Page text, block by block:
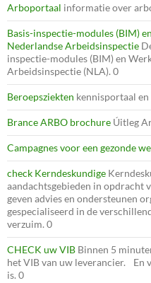
Arboportaal informatie over
Basis-inspectie-modules (BIM)
Nederlandse Arbeidsinspectie
inspectie-modules (BIM) en
Arbeidsinspectie (NLA). 0
Beroepsziekten kennisportaal
Brance ARBO brochure Úitleg
Campagnes voor een gezonde
check Kerndeskundige
aandachtsgebieden in opdracht
geven advies en ondersteunen
gespecialiseerd in de
verzuim. 0
CHECK uw VIB Binnen 5
het VIB van uw leverancier. En
is. 0